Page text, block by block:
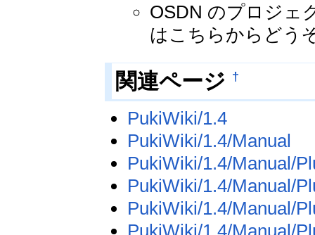
OSDN のプロジェ
はこちらからどう
関連ページ †
PukiWiki/1.4
PukiWiki/1.4/Manual
PukiWiki/1.4/Manual/
PukiWiki/1.4/Manual/
PukiWiki/1.4/Manual/
PukiWiki/1.4/Manual/